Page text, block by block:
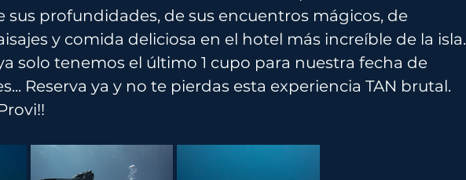
sus profundidades, de sus encuentros mágicos, de
y comida deliciosa en el hotel más increíble de la isla.
solo tenemos el último 1 cupo para nuestra fecha de
Reserva ya y no te pierdas esta experiencia TAN brutal.